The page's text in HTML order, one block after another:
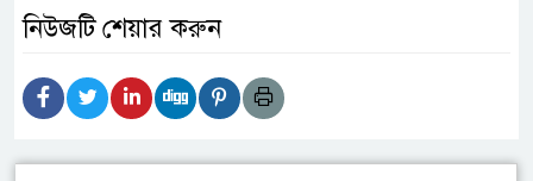
নিউজটি শেয়ার করুন